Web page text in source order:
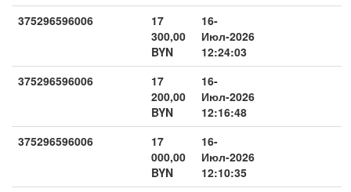
375296596006
17
300,00
BYN
16-
Июл-2026
12:24:03
375296596006
17
200,00
BYN
16-
Июл-2026
12:16:48
375296596006
17
000,00
BYN
16-
Июл-2026
12:10:35